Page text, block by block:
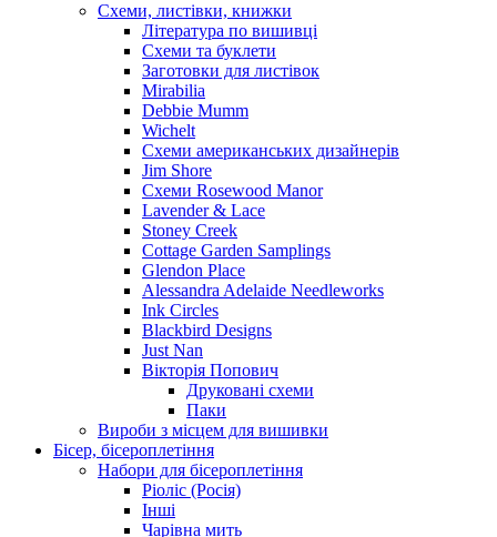
Схеми, листівки, книжки
Література по вишивці
Схеми та буклети
Заготовки для листівок
Mirabilia
Debbie Mumm
Wichelt
Схеми американських дизайнерів
Jim Shore
Cхеми Rosewood Manor
Lavender & Lace
Stoney Creek
Cottage Garden Samplings
Glendon Place
Alessandra Adelaide Needleworks
Ink Circles
Blackbird Designs
Just Nan
Вікторія Попович
Друковані схеми
Паки
Вироби з місцем для вишивки
Бісер, бісероплетіння
Набори для бісероплетіння
Ріоліс (Росія)
Інші
Чарівна мить